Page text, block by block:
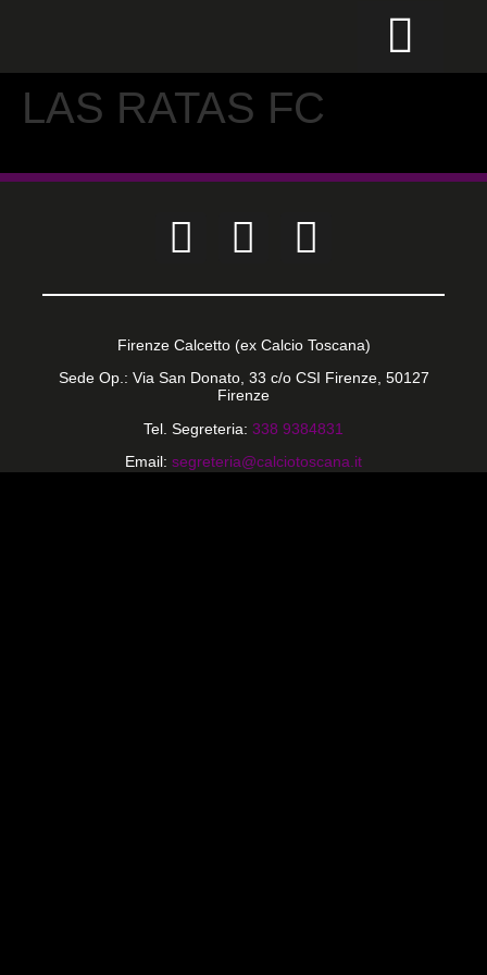
LAS RATAS FC
Firenze Calcetto (ex Calcio Toscana)
Sede Op.: Via San Donato, 33 c/o CSI Firenze, 50127
Firenze
Tel. Segreteria: 338 9384831
Email: segreteria@calciotoscana.it